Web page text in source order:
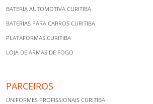
BATERIA AUTOMOTIVA CURITIBA
BATERIAS PARA CARROS CURITIBA
PLATAFORMAS CURITIBA
LOJA DE ARMAS DE FOGO
PARCEIROS
UNIFORMES PROFISSIONAIS CURITIBA